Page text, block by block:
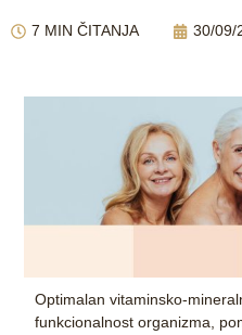
7 MIN ČITANJA 30/09/
Optimalan vitaminsko-
funkcionalnost organizma,